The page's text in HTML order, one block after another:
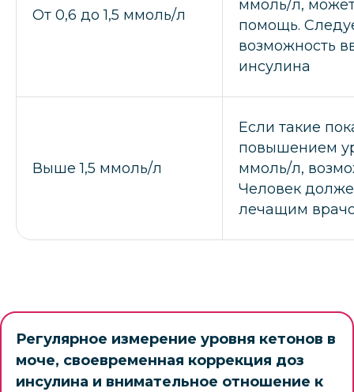
От 0,6 до 1,5 ммоль/л
ммоль/л,
помощь.
возможность
инсулина
Выше 1,5 ммоль/л
Если такие
повышением
ммоль/л,
Человек
лечащим
Регулярное измерение уровня кетонов в
моче, своевременная коррекция доз
инсулина и внимательное отношение к